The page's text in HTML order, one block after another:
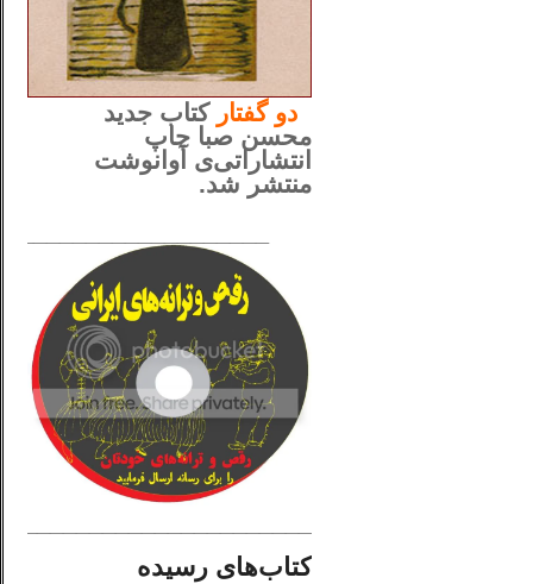
دوگفتار کتاب جدید
محسن صبا چاپ
انتشاراتی‌ی آوانوشت
منتشر شد.
کتاب‌های رسیده